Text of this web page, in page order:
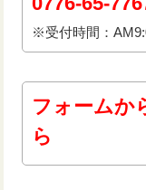
※受付時間：
フォームか
ら